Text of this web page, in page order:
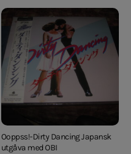
Ooppss!-Dirty Dancing Japansk
utgåva med OBI